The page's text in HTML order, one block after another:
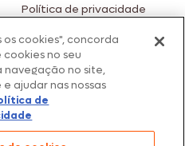
Política de privacidade
válidas enquanto durarem os
sujeitas a análise e confirmação
pagamento são válidos
em nossos parceiros.
de estoque.
cookies", concorda
no seu
navegação no site,
ajudar nas nossas
de